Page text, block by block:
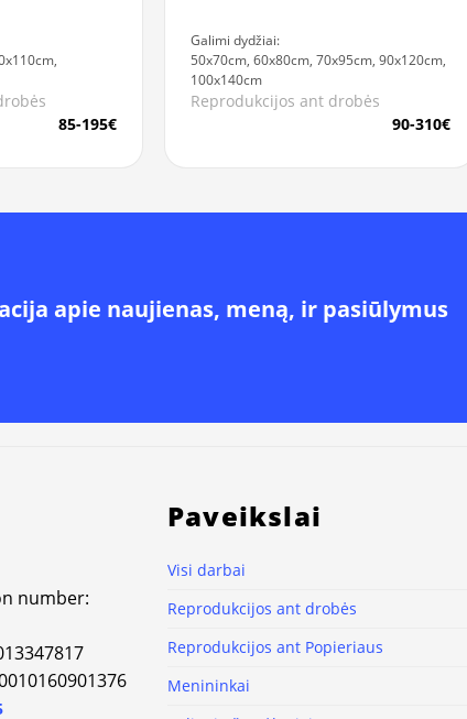
85-195€
Galimi dydžiai:
50x70cm, 60x80cm, 70x95cm, 90x120cm,
100x140cm
Reprodukcijos ant drobės
90-310€
apie naujienas, meną, ir pasiūlymus
number:
Paveikslai
Visi darbai
Reprodukcijos ant drobės
Reprodukcijos ant Popieriaus
Menininkai